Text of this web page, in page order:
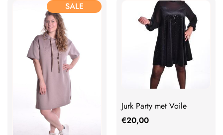
SALE
Jurk Party met Voile
€20,00